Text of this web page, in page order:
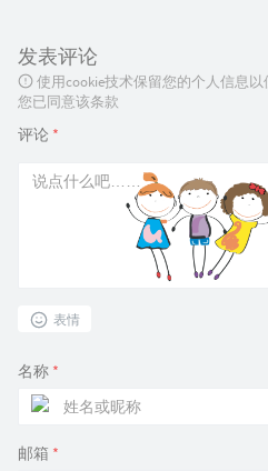
发表评论
使用cookie技术保留您的个人信息
您已同意该条款
评论 *
表情
名称 *
邮箱 *